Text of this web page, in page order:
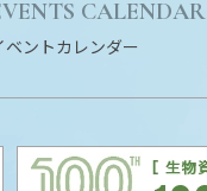
CALENDAR
ベントカレンダー